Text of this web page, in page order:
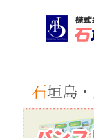
石垣島・